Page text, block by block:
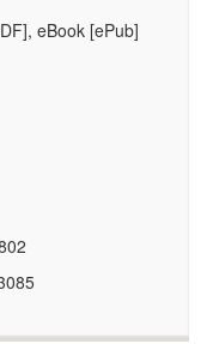
eBook [ePub]